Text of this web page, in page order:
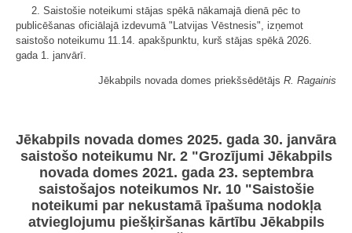
2. Saistošie noteikumi stājas spēkā nākamajā dienā pēc to
publicēšanas oficiālajā izdevumā "Latvijas Vēstnesis", izņemot
saistošo noteikumu 11.14. apakšpunktu, kurš stājas spēkā 2026.
gada 1. janvārī.
Jēkabpils novada domes priekšsēdētājs R. Ragainis
Jēkabpils novada domes 2025. gada 30. janvāra
saistošo noteikumu Nr. 2 "Grozījumi Jēkabpils
novada domes 2021. gada 23. septembra
saistošajos noteikumos Nr. 10 "Saistošie
noteikumi par nekustamā īpašuma nodokļa
atvieglojumu piešķiršanas kārtību Jēkabpils